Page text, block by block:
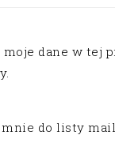
moje dane w tej
mnie do listy